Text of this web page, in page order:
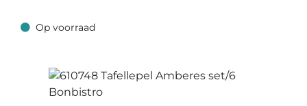
Op voorraad
Op voorraad